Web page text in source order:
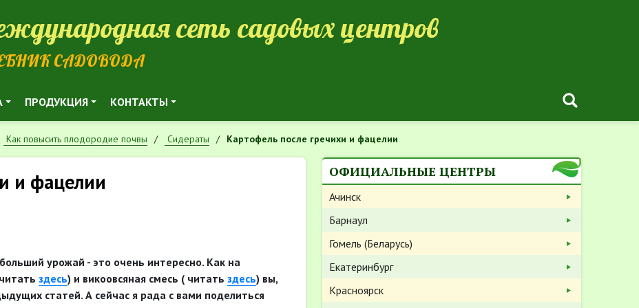
сеть садовых центров
САДОВОДА
ПРОДУКЦИЯ КОНТАКТЫ
Как повысить плодородие почвы Сидераты Картофель после гречихи и фацелии
и фацелии
урожай - это очень интересно. Как на
здесь) и викоовсяная смесь ( читать здесь) вы,
статей. А сейчас я рада с вами поделиться
ОФИЦИАЛЬНЫЕ ЦЕНТРЫ
Ачинск
Барнаул
Гомель (Беларусь)
Екатеринбург
Красноярск